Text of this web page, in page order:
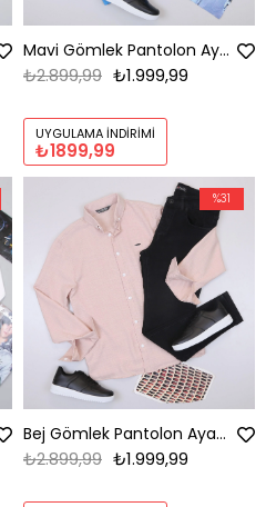
Mavi Gömlek Pantolon Ayakkabı Kombin
₺1.999,99
₺2.899,99
UYGULAMA İNDIRIMI
₺1899,99
Bej Gömlek Pantolon Ayakkabı Kombin
₺1.999,99
₺2.899,99
%31